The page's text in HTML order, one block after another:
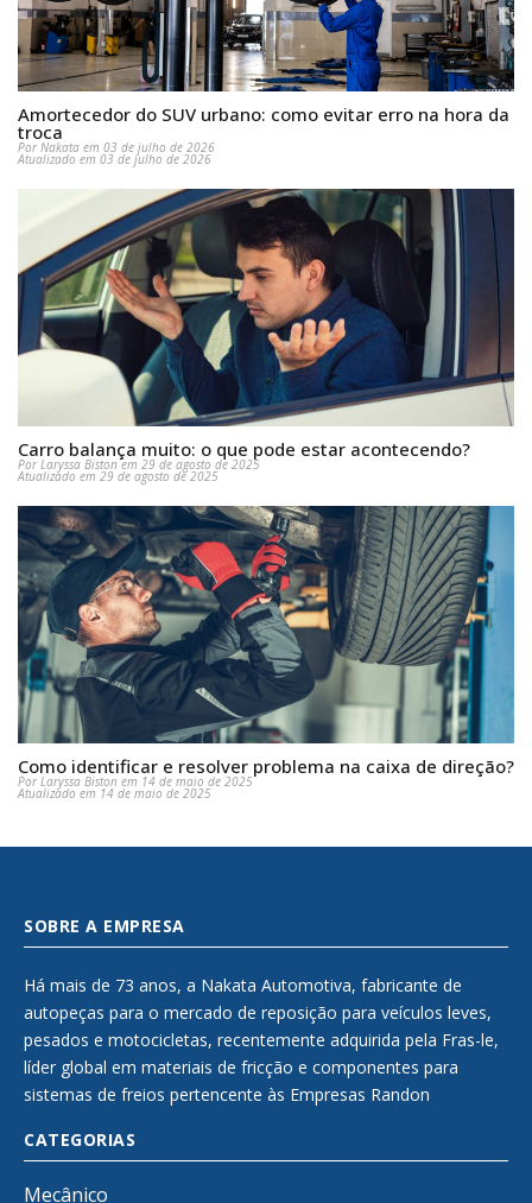
Amortecedor do SUV urbano: como evitar erro na hora da
troca
Por Nakata em 03 de julho de 2026
Atualizado em 03 de julho de 2026
Carro balança muito: o que pode estar acontecendo?
Por Laryssa Biston em 29 de agosto de 2025
Atualizado em 29 de agosto de 2025
Como identificar e resolver problema na caixa de direção?
Por Laryssa Biston em 14 de maio de 2025
Atualizado em 14 de maio de 2025
SOBRE A EMPRESA
Há mais de 73 anos, a Nakata Automotiva, fabricante de
autopeças para o mercado de reposição para veículos leves,
pesados e motocicletas, recentemente adquirida pela Fras-le,
líder global em materiais de fricção e componentes para
sistemas de freios pertencente às Empresas Randon
CATEGORIAS
Mecânico